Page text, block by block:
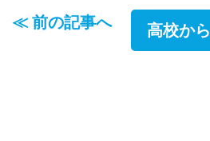
≪ 前の記事へ 高校から